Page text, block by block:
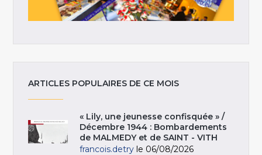
ARTICLES POPULAIRES DE CE MOIS
« Lily, une jeunesse confisquée » /
Décembre 1944 : Bombardements
de MALMEDY et de SAINT - VITH
francois.detry le 06/08/2026